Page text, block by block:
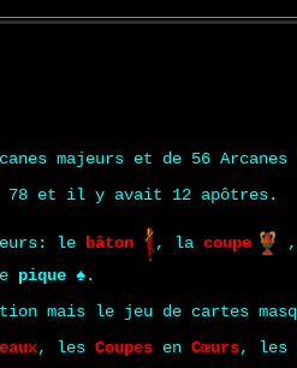
majeurs et de 56
78 et il y avait 12 apôtres.
le bâton , la coupe
pique ♠.
mais le jeu de cartes
, les Coupes en Cœurs, les